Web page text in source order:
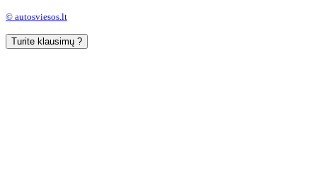
© autosviesos.lt
Turite klausimų ?